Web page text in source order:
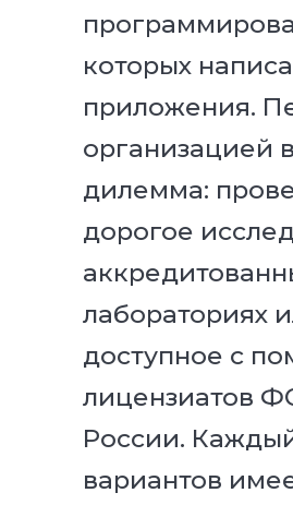
которых
приложения.
организацией
дилемма:
дорогое
лабораториях
доступное с
лицензиатов
России.
вариантов